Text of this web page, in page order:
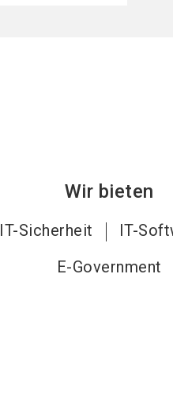
Wir bieten
IT-Sicherheit
IT-
E-Government